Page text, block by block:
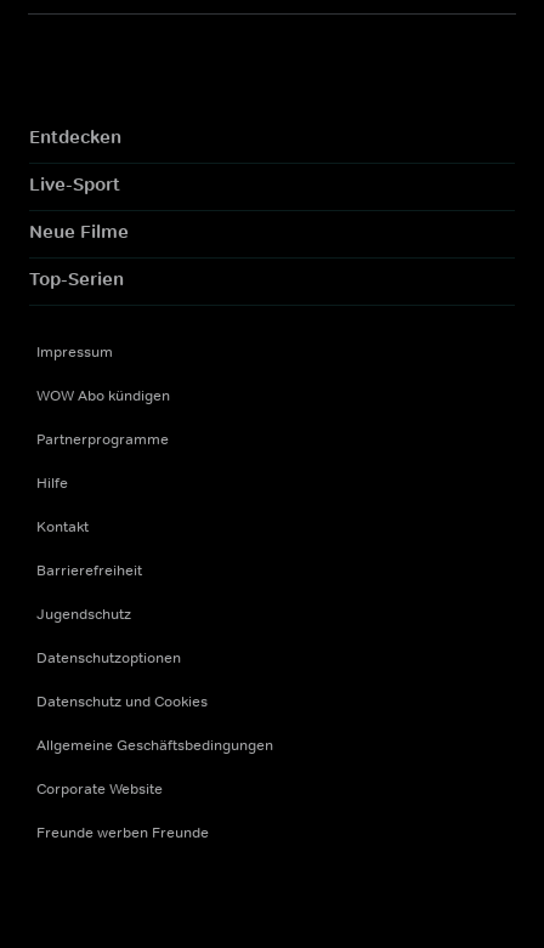
Entdecken
Live-Sport
Neue Filme
Top-Serien
Impressum
WOW Abo kündigen
Partnerprogramme
Hilfe
Kontakt
Barrierefreiheit
Jugendschutz
Datenschutzoptionen
Datenschutz und Cookies
Allgemeine Geschäftsbedingungen
Corporate Website
Freunde werben Freunde